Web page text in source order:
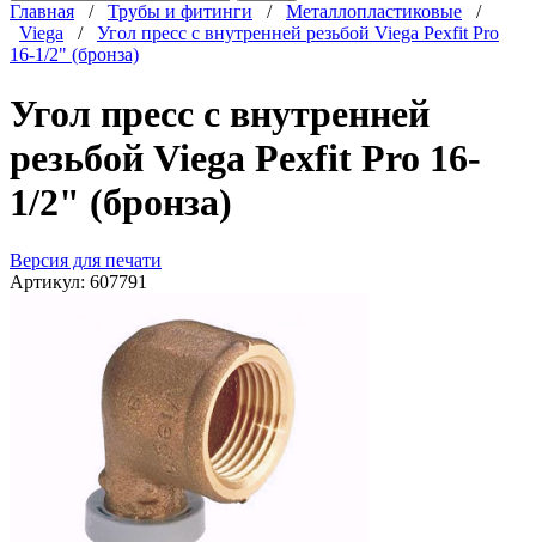
Главная / Трубы и фитинги / Металлопластиковые /
Viega / Угол пресс с внутренней резьбой Viega Pexfit Pro
16-1/2" (бронза)
Угол пресс с внутренней
резьбой Viega Pexfit Pro 16-
1/2" (бронза)
Версия для печати
Артикул: 607791